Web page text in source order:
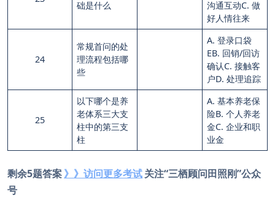
础是什么
沟通互动C. 做
好人情往来
24
常规首问的处
理流程包括哪
些
A. 登录口袋
EB. 回销/回访
确认C. 接触客
户D. 处理追踪
25
以下哪个是养
老体系三大支
柱中的第三支
柱
A. 基本养老保
险B. 个人养老
金C. 企业和职
业金
剩余5题答案》》访问更多考试关注“三栖顾问田照刚”公众
号